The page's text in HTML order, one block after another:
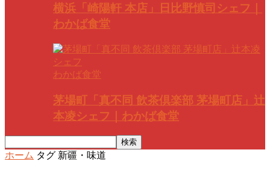
横浜「崎陽軒 本店」日比野慎司シェフ｜
わかば食堂
わかば食堂
茅場町「真不同 飲茶倶楽部 茅場町店」辻
本凌シェフ｜わかば食堂
ホーム タグ 新疆・味道